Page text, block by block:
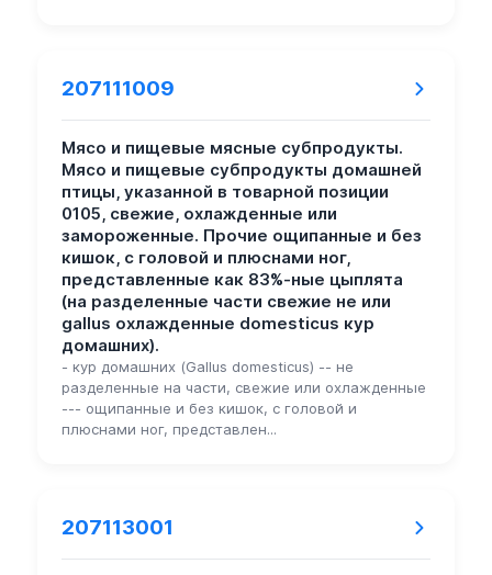
207111009
Мясо и пищевые мясные субпродукты.
Мясо и пищевые субпродукты домашней
птицы, указанной в товарной позиции
0105, свежие, охлажденные или
замороженные. Прочие ощипанные и без
кишок, с головой и плюснами ног,
представленные как 83%-ные цыплята
(на разделенные части свежие не или
gallus охлажденные domesticus кур
домашних).
- кур домашних (Gallus domesticus) -- не
разделенные на части, свежие или охлажденные
--- ощипанные и без кишок, с головой и
плюснами ног, представлен...
207113001